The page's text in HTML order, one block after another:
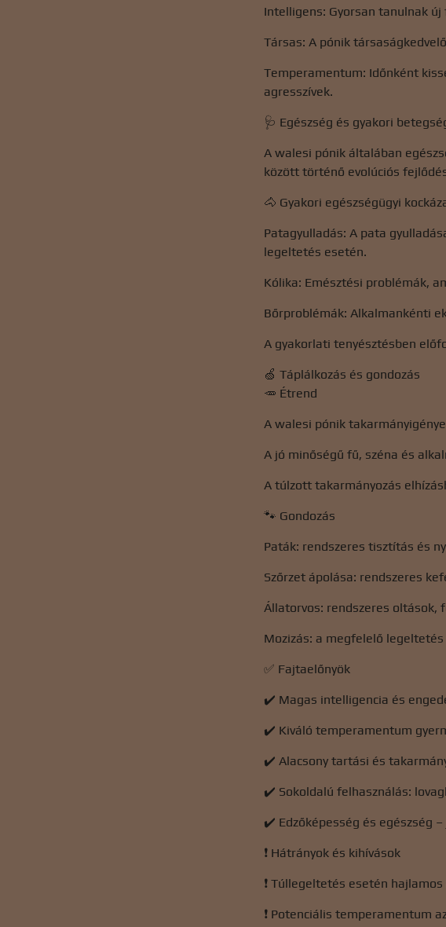
Intelligens: Gyorsan tanulnak
Társas: A pónik
Temperamentum: Időnként
agresszívek.
🩺 Egészség és gyakori
A walesi pónik általában
között történő evolúciós
🐴 Gyakori egészségügyi
Patagyulladás: A pata
legeltetés esetén.
Kólika: Emésztési problémák,
Bőrproblémák: Alkalmankénti
A gyakorlati tenyésztésben
🍏 Táplálkozás és gondozás
🥕 Étrend
A walesi pónik
A jó minőségű fű, széna és
A túlzott takarmányozás
🐾 Gondozás
Paták: rendszeres tisztítás és
Szőrzet ápolása: rendszeres
Állatorvos: rendszeres oltások,
Mozizás: a megfelelő
✅ Fajtaelőnyök
✔️ Magas intelligencia és
✔️ Kiváló temperamentum
✔️ Alacsony tartási és
✔️ Sokoldalú felhasználás:
✔️ Edzőképesség és egészség
❗ Hátrányok és kihívások
❗ Túllegeltetés esetén
❗ Potenciális temperamentum